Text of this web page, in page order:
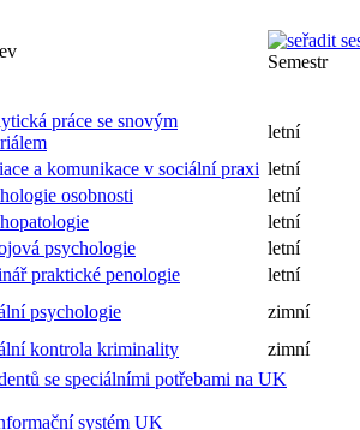
Semestr
práce se snovým
letní
a komunikace v sociální praxi letní
osobnosti
letní
letní
psychologie
letní
praktické penologie
letní
psychologie
zimní
kontrola kriminality
zimní
se speciálními potřebami na UK
systém UK